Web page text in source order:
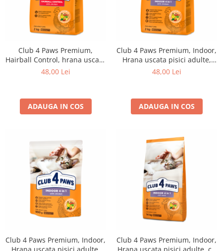
Club 4 Paws Premium,
Hairball Control, hrana uscata
pisici adulte, 2kg
48,00 Lei
ADAUGA IN COS
Club 4 Paws Premium, Indoor,
Hrana uscata pisici adulte,
2kg
48,00 Lei
ADAUGA IN COS
Club 4 Paws Premium, Indoor,
Club 4 Paws Premium, Indoor,